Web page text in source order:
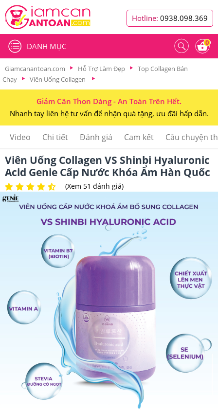
Hotline: 0938.098.369
0
DANH MỤC
Giamcanantoan.com Hỗ Trợ Làm Đẹp
Top Collagen Bán
Chạy
Viên Uống Collagen
Giảm Cân Thon Dáng - An Toàn Trên Hết.
Nhanh tay liên hệ tư vấn để nhận quà tặng, ưu đãi hấp dẫn.
Video Chi tiết Đánh giá Cam kết Câu chuyện
Viên Uống Collagen VS Shinbi Hyaluronic
Acid Genie Cấp Nước Khóa Ẩm Hàn Quốc
(Xem 51 đánh giá)